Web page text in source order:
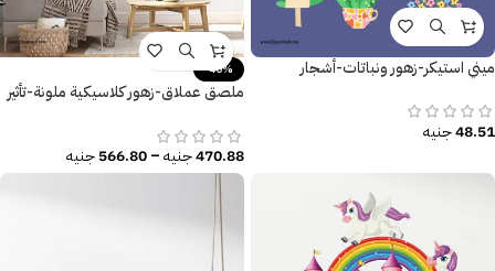
ميني استيكر-زهور ونباتات-أشجار
48.51جنيه
-40%
ملصق عملاق-زهور كلاسيكية ملونة-تأثير
470.88جنيه–
566.80جنيه